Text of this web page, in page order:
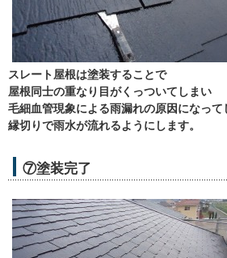
スレート屋根は塗装することで
屋根同士の重なり目がくっついてしまい
毛細血管現象による雨漏れの原因になって
縁切りで雨水が流れるようにします。
⑦塗装完了